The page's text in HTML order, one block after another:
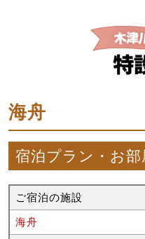
海舟
宿泊プラン・お部
ご宿泊の施設
海舟